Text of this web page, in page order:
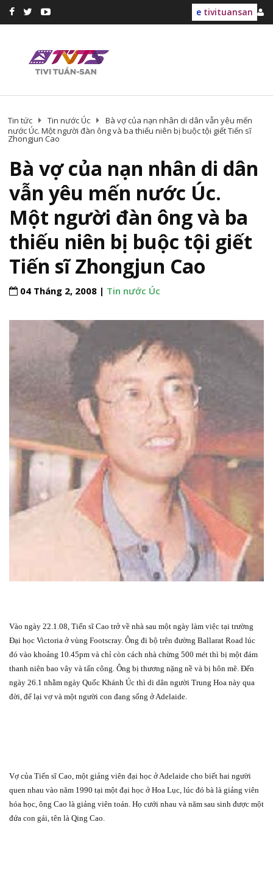
e tivituansan
Tin tức Tin nước Úc
Bà vợ của nạn nhân di dân vẫn yêu mến
nước Úc. Một người đàn ông và ba thiếu niên bị buộc tội giết Tiến sĩ
Zhongjun Cao
Bà vợ của nạn nhân di dân
vẫn yêu mến nước Úc.
Một người đàn ông và ba
thiếu niên bị buộc tội giết
Tiến sĩ Zhongjun Cao
04 Tháng 2, 2008 | Tin nước Úc
Vào ngày 22.1.08, Tiến sĩ Cao trở về nhà sau một ngày làm việc tại trường
Đại học Victoria ở vùng Footscray. Ông đi bộ trên đường Ballarat Road lúc
đó vào khoảng 10.45pm và chỉ còn cách nhà chừng 500 mét thì bị một đám
thanh niên bao vây và tấn công. Ông bị thương nặng nề và bị hôn mê. Đến
ngày 26.1 nhằm ngày Quốc Khánh Úc thì di dân người Trung Hoa này qua
đời, để lại vợ và một người con đang sống ở Adelaide.
Vợ của Tiến sĩ Cao, một giảng viên đại học ở Adelaide cho biết hai người
quen nhau vào năm 1990 tại một đại học ở Hoa Lục, lúc đó bà là giảng viên
hóa học, ông Cao là giảng viên toán. Họ cưới nhau và năm sau sinh được một
đứa con gái, tên là Qing Cao.